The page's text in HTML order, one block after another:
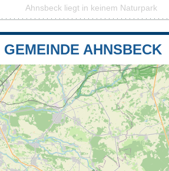
Ahnsbeck liegt in keinem Naturpark
AHNSBECK